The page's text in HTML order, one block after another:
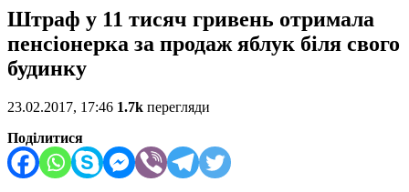
Штраф у 11 тисяч гривень отримала
пенсіонерка за продаж яблук біля свого
будинку
23.02.2017, 17:46 1.7k перегляди
Поділитися